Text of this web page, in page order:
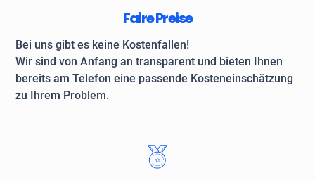
Faire Preise
Bei uns gibt es keine Kostenfallen!
Wir sind von Anfang an transparent und bieten Ihnen
bereits am Telefon eine passende Kosteneinschätzung
zu Ihrem Problem.